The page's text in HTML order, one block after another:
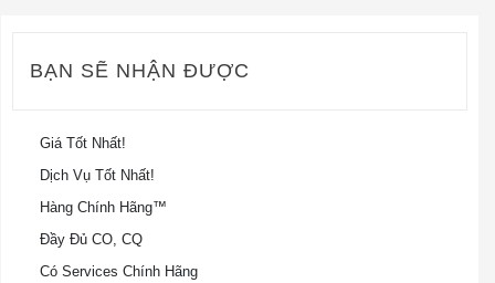
BẠN SẼ NHẬN ĐƯỢC
Giá Tốt Nhất!
Dịch Vụ Tốt Nhất!
Hàng Chính Hãng™
Đầy Đủ CO, CQ
Có Services Chính Hãng